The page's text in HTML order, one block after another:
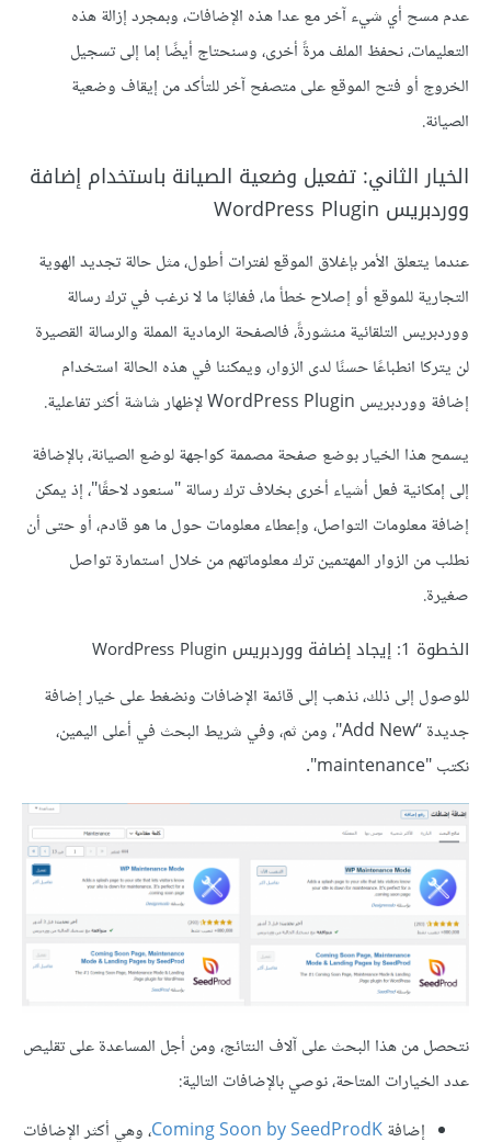
عدم مسح أي شيء آخر مع عدا هذه الإضافات، وبمجرد إزالة هذه
التعليمات، نحفظ الملف مرةً أخرى، وسنحتاج أيضًا إما إلى تسجيل
الخروج أو فتح الموقع على متصفح آخر للتأكد من إيقاف وضعية
الصيانة.
الخيار الثاني: تفعيل وضعية الصيانة باستخدام إضافة
ووردبريس WordPress Plugin
عندما يتعلق الأمر بإغلاق الموقع لفترات أطول، مثل حالة تجديد الهوية
التجارية للموقع أو إصلاح خطأ ما، فغالبًا ما لا نرغب في ترك رسالة
ووردبريس التلقائية منشورةً، فالصفحة الرمادية المملة والرسالة القصيرة
لن يتركا انطباعًا حسنًا لدى الزوار، ويمكننا في هذه الحالة استخدام
إضافة ووردبريس WordPress Plugin لإظهار شاشة أكثر تفاعلية.
يسمح هذا الخيار بوضع صفحة مصممة كواجهة لوضع الصيانة، بالإضافة
إلى إمكانية فعل أشياء أخرى بخلاف ترك رسالة "سنعود لاحقًا"، إذ يمكن
إضافة معلومات التواصل، وإعطاء معلومات حول ما هو قادم، أو حتى أن
نطلب من الزوار المهتمين ترك معلوماتهم من خلال استمارة تواصل
صغيرة.
الخطوة 1: إيجاد إضافة ووردبريس WordPress Plugin
للوصول إلى ذلك، نذهب إلى قائمة الإضافات ونضغط على خيار إضافة
جديدة “Add New"، ومن ثم، وفي شريط البحث في أعلى اليمين،
نكتب "maintenance".
نتحصل من هذا البحث على آلاف النتائج، ومن أجل المساعدة على تقليص
عدد الخيارات المتاحة، نوصي بالإضافات التالية:
إضافةComing Soon by SeedProdK، وهي أكثر الإضافات